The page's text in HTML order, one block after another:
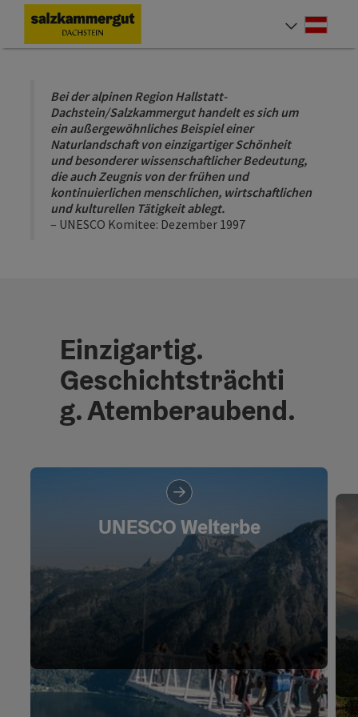
Zum InhaltAccesskey
[0]
Zur NavigationAccesskey
[1]
Zum Seitenanfang
Bei der alpinen Region Hallstatt-
Dachstein/Salzkammergut handelt es sich um
ein außergewöhnliches Beispiel einer
Naturlandschaft von einzigartiger Schönheit
und besonderer wissenschaftlicher Bedeutung,
die auch Zeugnis von der frühen und
kontinuierlichen menschlichen, wirtschaftlichen
und kulturellen Tätigkeit ablegt.
– UNESCO Komitee: Dezember 1997
Einzigartig.
Geschichtsträchti
g. Atemberaubend.
UNESCO Welterbe